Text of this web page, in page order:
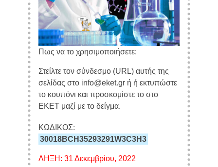
Πως να το χρησιμοποιήσετε:
Στείλτε τον σύνδεσμο (URL) αυτής της
σελίδας στο info@eket.gr ή ή εκτυπώστε
το κουπόνι και προσκομίστε το στο
ΕΚΕΤ μαζί με το δείγμα.
ΚΩΔΙΚΟΣ:
30018BCH35293291W3C3H3
ΛΗΞΗ: 31 Δεκεμβρίου, 2022